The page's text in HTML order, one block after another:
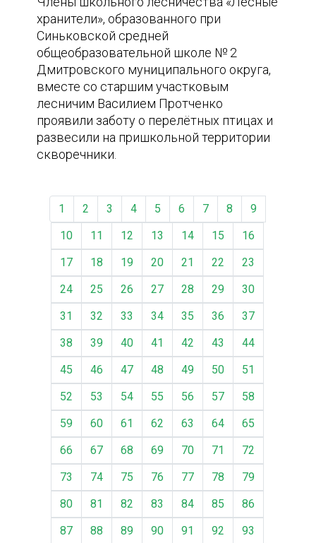
хранители», образованного при
Синьковской средней
общеобразовательной школе № 2
Дмитровского муниципального округа,
вместе со старшим участковым
лесничим Василием Протченко
проявили заботу о перелётных птицах и
развесили на пришкольной территории
скворечники.
1 2 3 4 5 6 7 8
9
10
11 12 13 14 15
16
17
18 19 20 21 22
23
24
25 26 27 28 29
30
31
32 33 34 35 36
37
38
39 40 41 42 43
44
45
46 47 48 49 50
51
52
53 54 55 56 57
58
59
60 61 62 63 64
65
66
67 68 69 70 71
72
73
74 75 76 77 78
79
80
81 82 83 84 85
86
87
88 89 90 91 92
93